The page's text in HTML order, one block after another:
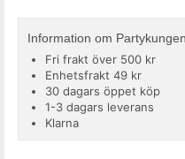
Information om Partykungen
Fri frakt över 500 kr
Enhetsfrakt 49 kr
30 dagars öppet köp
1-3 dagars leverans
Klarna